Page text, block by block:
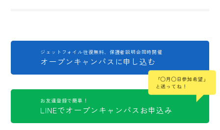
ジェットフォイル往復無料、保護者説明会同時開催
オープンキャンパスに申し込む
お友達登録で簡単！
LINEでオープンキャンパスお申込み
「◯月◯日参加希望」
と送ってね！